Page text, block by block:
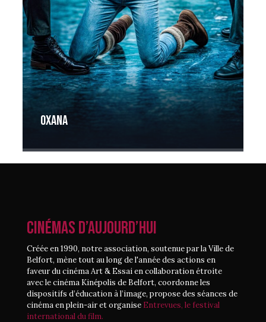
Oxana
CINÉMAS D’AUJOURD’HUI
Créée en 1990, notre association, soutenue par la Ville de
Belfort, mène tout au long de l'année des actions en
faveur du cinéma Art & Essai en collaboration étroite
avec le cinéma Kinépolis de Belfort, coordonne les
dispositifs d’éducation à l’image, propose des séances de
cinéma en plein-air et organise Entrevues, le festival
international du film.